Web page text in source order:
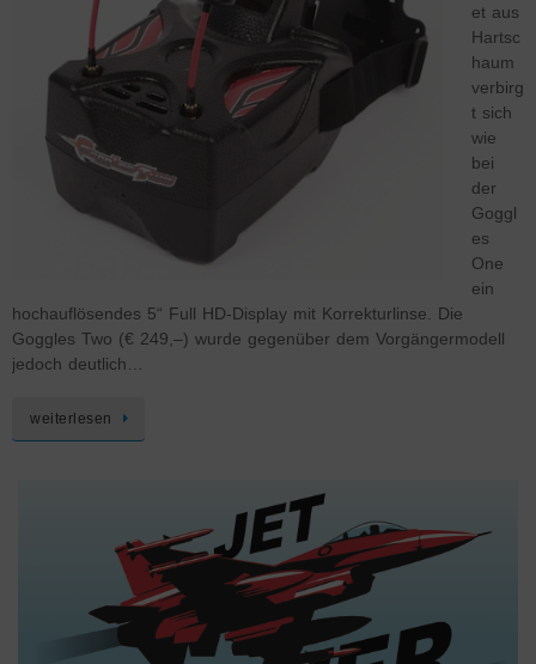
et aus
Hartsc
haum
verbirg
t sich
wie
bei
der
Goggl
es
One
ein
hochauflösendes 5“ Full HD-Display mit Korrekturlinse. Die
Goggles Two (€ 249,–) wurde gegenüber dem Vorgängermodell
jedoch deutlich…
weiterlesen